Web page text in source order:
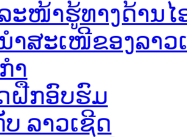
ະໜ້າຮູ້ທາງດ້ານໄ
ຳສະເໜີຂອງລາວ
ຳ
ຝືກອົບຮົມ
ລາວເຊີດ